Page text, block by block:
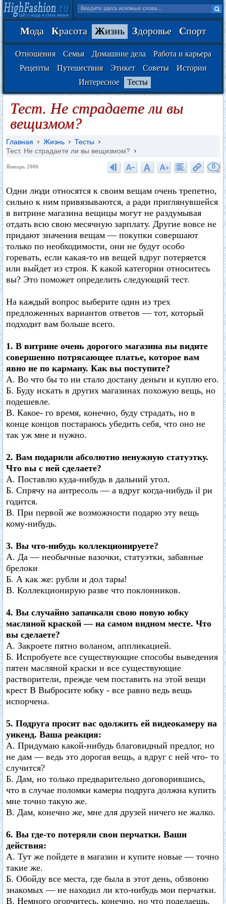
Мода Красота Жизнь Здоровье Спорт
Отношения Семья Домашние дела
Работа и карьера
Рецепты
Путешествия Этикет Советы
Истории
Интересное
Тесты
Тест. Не страдаете ли вы
вещизмом?
Главная Жизнь
Тесты
Тест. Не страдаете ли вы вещизмом?
Январь 2006 0
Одни люди относятся к своим вещам очень трепетно,
сильно к ним привязываются, а ради приглянувшейся
в витрине магазина вещицы могут не раздумывая
отдать всю свою месячную зарплату. Другие вовсе не
придают значения вещам — покупки совершают
только по необходимости, они не будут особо
горевать, если какая-то ив вещей вдруг потеряется
или выйдет из строя. К какой категории относитесь
вы? Это поможет определить следующий тест.
На каждый вопрос выберите один из трех
предложенных вариантов ответов — тот, который
подходит вам больше всего.
1. В витрине очень дорогого магазина вы видите
совершенно потрясающее платье, которое вам
явно не по карману. Как вы поступите?
A. Во что бы то ни стало достану деньги и куплю его.
Б. Буду искать в других магазинах похожую вещь, но
подешевле.
B. Какое- го время, конечно, буду страдать, но в
конце концов постараюсь убедить себя, что оно не
так уж мне и нужно.
2. Вам подарили абсолютно ненужную статуэтку.
Что вы с ней сделаете?
A. Поставлю куда-нибудь в дальний угол.
Б. Спрячу на антресоль — а вдруг когда-нибудь il ри
годится.
B. При первой же возможности подарю эту вещь
кому-нибудь.
3. Вы что-нибудь коллекционируете?
A. Да — необычные вазочки, статуэтки, забавные
брелоки
Б. А как же: рубли и дол тары!
B. Коллекционирую разве что поклонников.
4. Вы случайно запачкали свою новую юбку
масляной краской — на самом видном месте. Что
вы сделаете?
А. Закроете пятно воланом, аппликацией.
Б. Испробуете все существующие способы выведения
пятен масляной краски и все существующие
растворители, прежде чем поставить на этой вещи
крест В Выбросите юбку - все равно ведь вещь
испорчена.
5. Подруга просит вас одолжить ей видеокамеру на
уикенд. Ваша реакция:
A. Придумаю какой-нибудь благовидный предлог, но
не дам — ведь это дорогая вещь, а вдруг с ней что- то
случится?
Б. Дам, но только предварительно договорившись,
что в случае поломки камеры подруга должна купить
мне точно такую же.
B. Дам, конечно же, мне для друзей ничего не жалко.
6. Вы где-то потеряли свои перчатки. Ваши
действия:
A. Тут же пойдете в магазин и купите новые — точно
такие же.
Б. Обойду все места, где была в этот день, обзвоню
знакомых — не находил ли кто-нибудь мои перчатки.
B. Немного огорчитесь, конечно, но что поделаешь.